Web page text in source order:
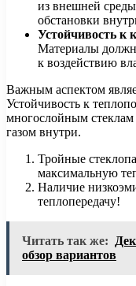
из внешней
обстановки
Устойчивость к
Материалы
к воздействию
Важным аспектом
Устойчивость к
многослойным
газом внутри.
Тройные
максимальную
Наличие
теплопередачу!
Читать так же:
обзор вариантов